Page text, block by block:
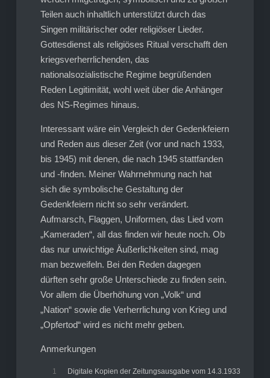
Teilen auch inhaltlich unterstützt durch das
Singen militärischer oder religiöser Lieder.
Gottesdienst als religiöses Ritual verschafft den
kriegsverherrlichenden, das
nationalsozialistische Regime begrüßenden
Reden Legitimität, wohl weit über die Anhänger
des NS-Regimes hinaus.
Interessant wäre ein Vergleich der Gedenkfeiern
und Reden aus dieser Zeit (vor und nach 1933,
bis 1945) mit denen, die nach 1945 stattfanden
und -finden. Meiner Wahrnehmung nach hat
sich die symbolische Gestaltung der
Gedenkfeiern nicht so sehr verändert.
Aufmarsch, Flaggen, Uniformen, das Lied vom
„Kameraden“, all das finden wir heute noch. Ob
das nur unwichtige Äußerlichkeiten sind, mag
man bezweifeln. Bei den Reden dagegen
dürften sehr große Unterschiede zu finden sein.
Vor allem die Überhöhung von „Volk“ und
„Nation“ sowie die Verherrlichung von Krieg und
„Opfertod“ wird es nicht mehr geben.
Anmerkungen
1
Digitale Kopien der Zeitungsausgabe vom 14.3.1933